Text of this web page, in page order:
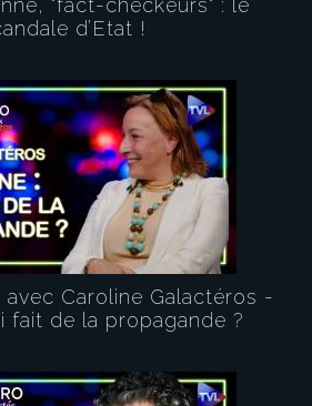
"fact-checkeurs" : le
d’Etat !
Caroline Galactéros -
fait de la propagande ?